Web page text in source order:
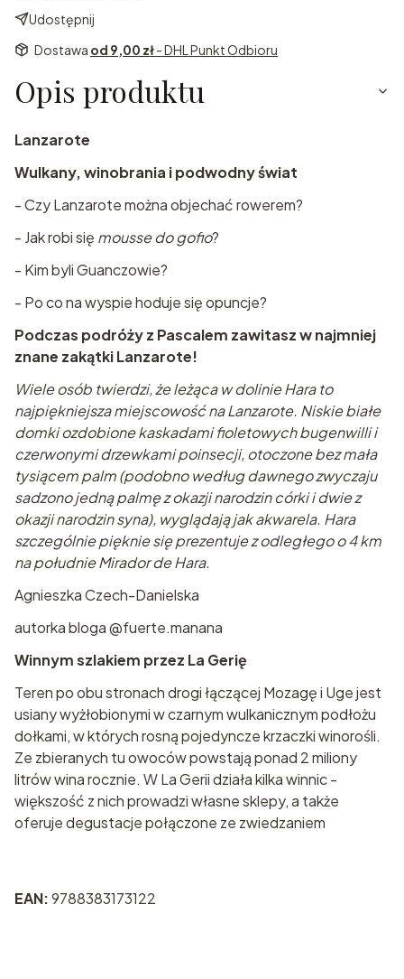
Udostępnij
Dostawa od 9,00 zł- DHL Punkt Odbioru
Opis produktu
Lanzarote
Wulkany, winobrania i podwodny świat
- Czy Lanzarote można objechać rowerem?
- Jak robi się mousse do gofio?
- Kim byli Guanczowie?
- Po co na wyspie hoduje się opuncje?
Podczas podróży z Pascalem zawitasz w najmniej
znane zakątki Lanzarote!
Wiele osób twierdzi, że leżąca w dolinie Hara to
najpiękniejsza miejscowość na Lanzarote. Niskie białe
domki ozdobione kaskadami fioletowych bugenwilli i
czerwonymi drzewkami poinsecji, otoczone bez mała
tysiącem palm (podobno według dawnego zwyczaju
sadzono jedną palmę z okazji narodzin córki i dwie z
okazji narodzin syna), wyglądają jak akwarela. Hara
szczególnie pięknie się prezentuje z odległego o 4 km
na południe Mirador de Hara.
Agnieszka Czech-Danielska
autorka bloga @fuerte.manana
Winnym szlakiem przez La Gerię
Teren po obu stronach drogi łączącej Mozagę i Uge jest
usiany wyżłobionymi w czarnym wulkanicznym podłożu
dołkami, w których rosną pojedyncze krzaczki winorośli.
Ze zbieranych tu owoców powstają ponad 2 miliony
litrów wina rocznie. W La Gerii działa kilka winnic -
większość z nich prowadzi własne sklepy, a także
oferuje degustacje połączone ze zwiedzaniem
EAN:9788383173122